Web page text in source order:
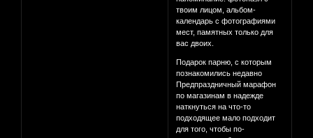
твоим лицом, альбом-
календарь с фотографиями
мест, памятных только для
вас двоих.
Подарок парню, с которым
познакомились недавно
Предпраздничный марафон
по магазинам в надежде
наткнуться на что-то
подходящее мало подходит
для того, чтобы по-